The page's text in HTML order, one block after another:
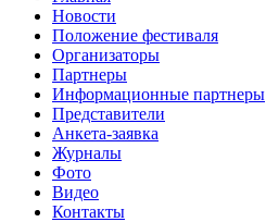
Новости
Положение фестиваля
Организаторы
Партнеры
Информационные партнеры
Представители
Анкета-заявка
Журналы
Фото
Видео
Контакты